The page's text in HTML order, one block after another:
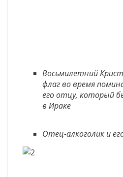
Восьмилетний
флаг во время
его отцу, который
в Ираке
Отец-алкоголик и